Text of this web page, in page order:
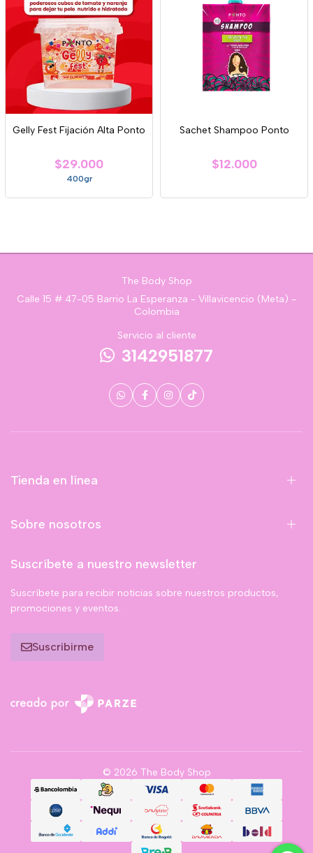
Gelly Fest Fijación Alta Ponto
$29.000
400gr
Sachet Shampoo Ponto
$12.000
The Body Shop
Calle 15 # 47-05 Barrio La Esperanza - Villavicencio (Meta) -
Colombia
Servicio al cliente
3142951877
Tienda en línea
Sobre nosotros
Suscríbete a nuestro newsletter
Suscríbete para recibir noticias sobre nuestros productos,
promociones y eventos.
Suscribirme
© 2026 The Body Shop